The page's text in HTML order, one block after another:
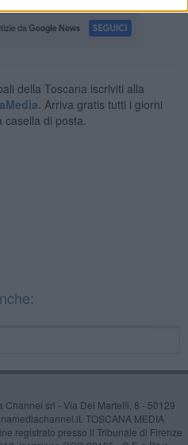
della Toscana iscriviti alla
Arriva gratis tutti i giorni
di posta.
Channel srl - Via Dei Martelli, 8 - 50129
TOSCANA MEDIA
registrato presso il Tribunale di Firenze